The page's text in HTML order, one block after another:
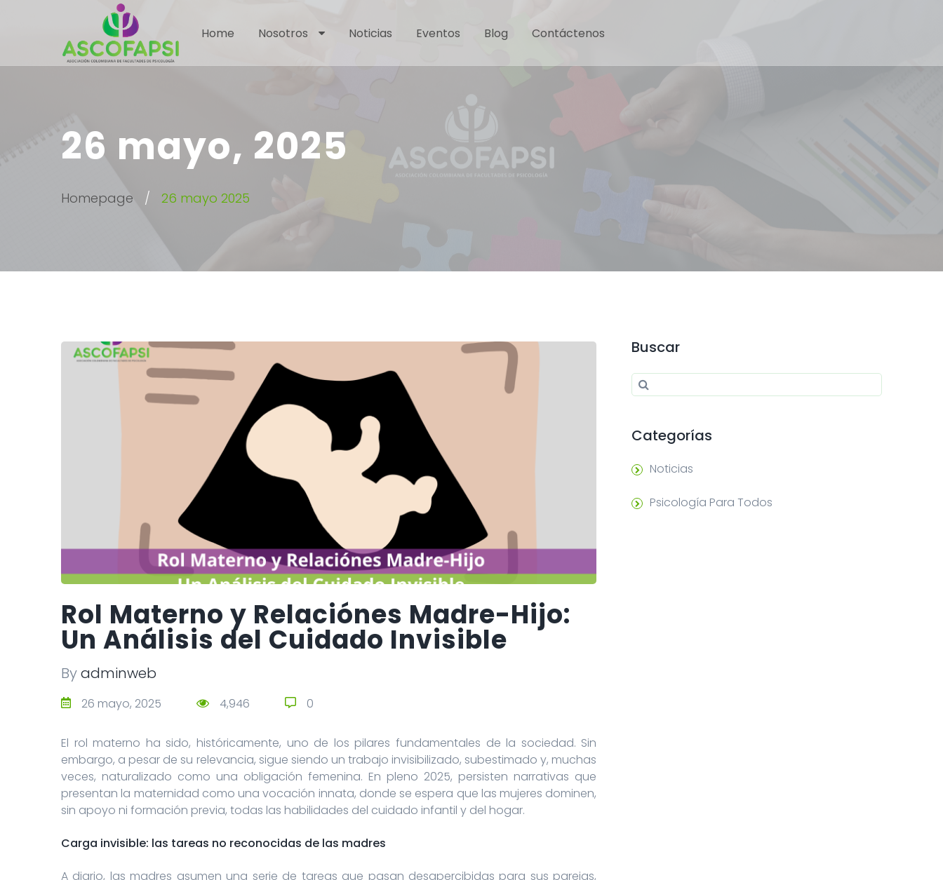
Home Nosotros Noticias Eventos Blog Contáctenos
26 mayo, 2025
Homepage 26 mayo 2025
Rol Materno y Relaciónes Madre-Hijo:
Un Análisis del Cuidado Invisible
Byadminweb
26 mayo, 2025 4,946 0
El rol materno ha sido, históricamente, uno de los pilares fundamentales de la sociedad. Sin
embargo, a pesar de su relevancia, sigue siendo un trabajo invisibilizado, subestimado y, muchas
veces, naturalizado como una obligación femenina. En pleno 2025, persisten narrativas que
presentan la maternidad como una vocación innata, donde se espera que las mujeres dominen,
sin apoyo ni formación previa, todas las habilidades del cuidado infantil y del hogar.
Carga invisible: las tareas no reconocidas de las madres
A diario, las madres asumen una serie de tareas que pasan desapercibidas para sus parejas,
Buscar
Search for:
Categorías
Noticias
Psicología Para Todos